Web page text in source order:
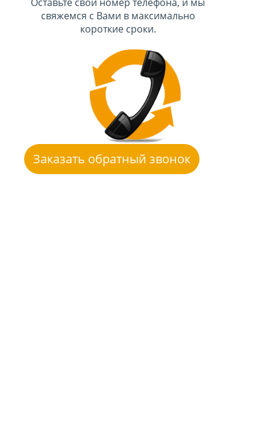
свяжемся с Вами в максимально
короткие сроки.
Заказать обратный звонок